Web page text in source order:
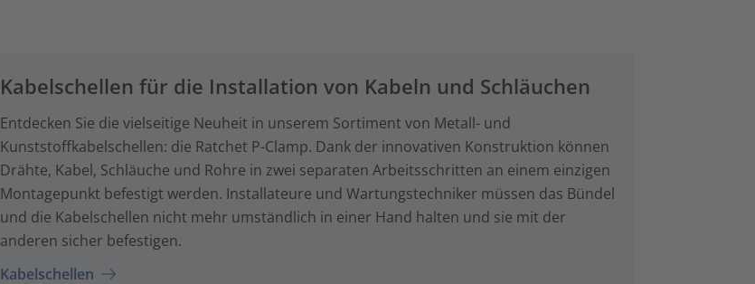
Kabelschellen für die Installation von Kabeln und Schläuchen
Entdecken Sie die vielseitige Neuheit in unserem Sortiment von Metall- und
Kunststoffkabelschellen: die Ratchet P-Clamp. Dank der innovativen Konstruktion können
Drähte, Kabel, Schläuche und Rohre in zwei separaten Arbeitsschritten an einem einzigen
Montagepunkt befestigt werden. Installateure und Wartungstechniker müssen das Bündel
und die Kabelschellen nicht mehr umständlich in einer Hand halten und sie mit der
anderen sicher befestigen.
Kabelschellen